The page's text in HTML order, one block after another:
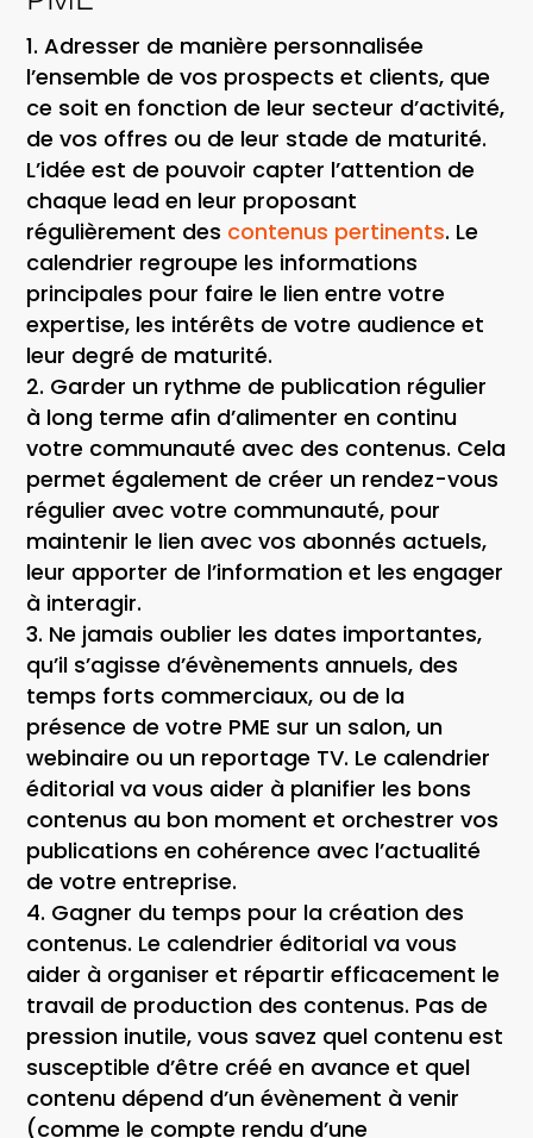
Adresser de manière personnalisée
l’ensemble de vos prospects et clients, que
ce soit en fonction de leur secteur d’activité,
de vos offres ou de leur stade de maturité.
L’idée est de pouvoir capter l’attention de
chaque lead en leur proposant
régulièrement des contenus pertinents. Le
calendrier regroupe les informations
principales pour faire le lien entre votre
expertise, les intérêts de votre audience et
leur degré de maturité.
Garder un rythme de publication régulier
à long terme afin d’alimenter en continu
votre communauté avec des contenus. Cela
permet également de créer un rendez-vous
régulier avec votre communauté, pour
maintenir le lien avec vos abonnés actuels,
leur apporter de l’information et les engager
à interagir.
Ne jamais oublier les dates importantes,
qu’il s’agisse d’évènements annuels, des
temps forts commerciaux, ou de la
présence de votre PME sur un salon, un
webinaire ou un reportage TV. Le calendrier
éditorial va vous aider à planifier les bons
contenus au bon moment et orchestrer vos
publications en cohérence avec l’actualité
de votre entreprise.
Gagner du temps pour la création des
contenus. Le calendrier éditorial va vous
aider à organiser et répartir efficacement le
travail de production des contenus. Pas de
pression inutile, vous savez quel contenu est
susceptible d’être créé en avance et quel
contenu dépend d’un évènement à venir
(comme le compte rendu d’une